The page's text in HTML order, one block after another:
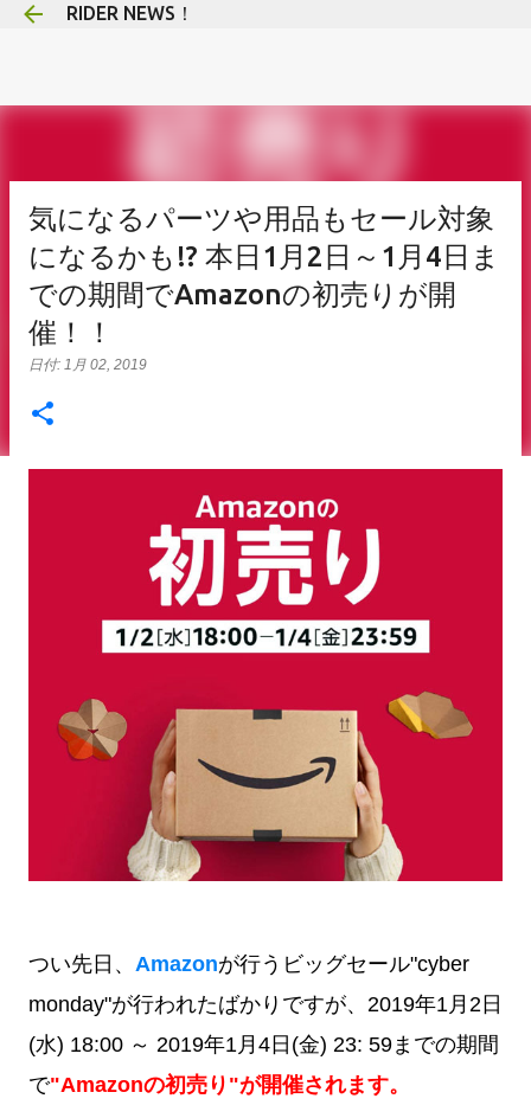
RIDER NEWS！
気になるパーツや用品もセール対象
になるかも!? 本日1月2日～1月4日ま
での期間でAmazonの初売りが開
催！！
日付: 1月 02, 2019
つい先日、 Amazonが行うビッグセール"cyber
monday"が行われたばかりですが、2019年1月2日
(水) 18:00 ～ 2019年1月4日(金) 23: 59までの期間
で"Amazonの初売り"が開催されます。